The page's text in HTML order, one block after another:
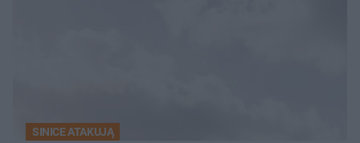
SINICE ATAKUJĄ